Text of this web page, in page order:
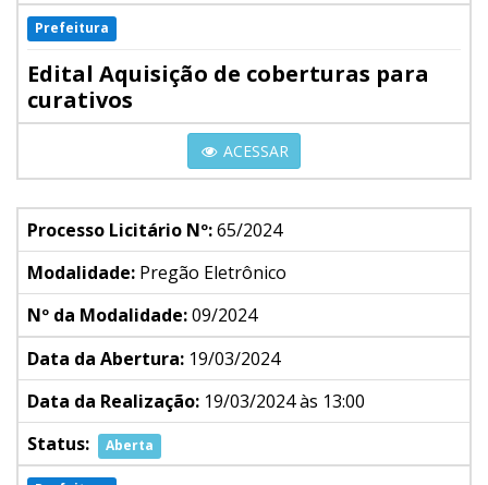
Prefeitura
Edital Aquisição de coberturas para
curativos
ACESSAR
Processo Licitário Nº:65/2024
Modalidade: Pregão Eletrônico
Nº da Modalidade:09/2024
Data da Abertura: 19/03/2024
Data da Realização: 19/03/2024 às 13:00
Status:
Aberta